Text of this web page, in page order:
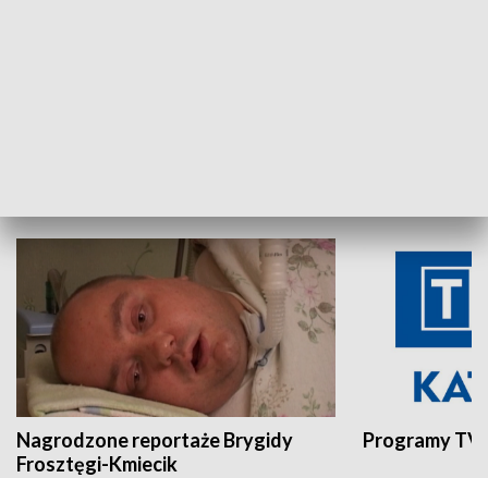
Nagrodzone reportaże Brygidy
Frosztęgi-Kmiecik
Programy